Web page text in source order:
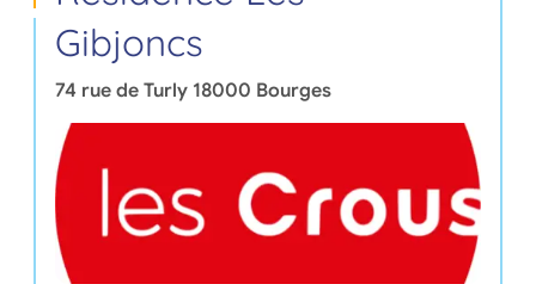
Gibjoncs
74 rue de Turly 18000 Bourges